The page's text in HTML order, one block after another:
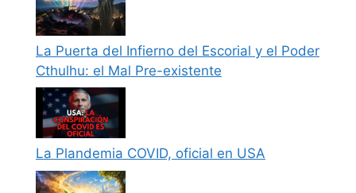
La Puerta del Infierno del Escorial y el Poder
Cthulhu: el Mal Pre-existente
La Plandemia COVID, oficial en USA